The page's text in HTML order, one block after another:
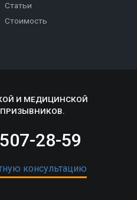
Статьи
Стоимость
И МЕДИЦИНСКОЙ
28-59
консультацию